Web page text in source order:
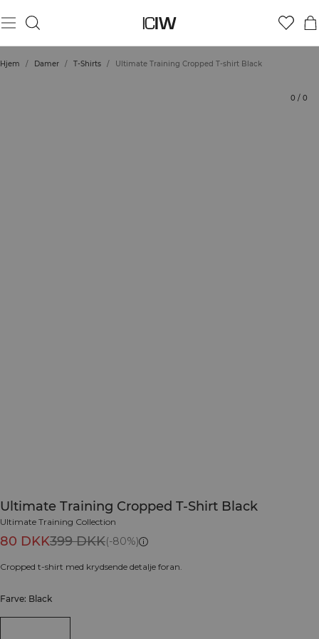
Hjem / Damer / T-Shirts / Ultimate Training Cropped T-shirt Black
0 / 0
Ultimate Training Cropped T-Shirt Black
Ultimate Training Collection
80 DKK399 DKK(-80%)
Cropped t-shirt med krydsende detalje foran.
Farve: Black